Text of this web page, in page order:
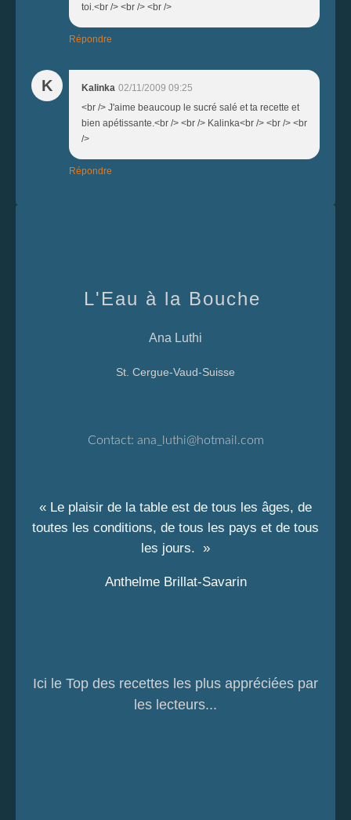
toi.<br /> <br /> <br />
Répondre
K Kalinka 02/11/2009 09:25
<br /> J'aime beaucoup le sucré salé et ta recette et
bien apétissante.<br /> <br /> Kalinka<br /> <br /> <br
/>
Répondre
L'Eau à la Bouche
Ana Luthi
St. Cergue-Vaud-Suisse
Contact: ana_luthi@hotmail.com
« Le plaisir de la table est de tous les âges, de
toutes les conditions, de tous les pays et de tous
les jours. »
Anthelme Brillat-Savarin
Ici le Top des recettes les plus appréciées par
les lecteurs...